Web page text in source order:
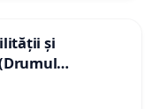
și
al Variantei
și intrarea în